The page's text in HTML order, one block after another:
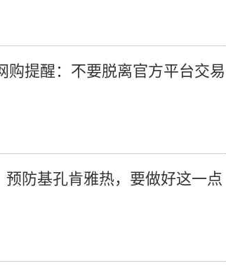
购提醒：不要脱离官方平台交易
预防基孔肯雅热，要做好这一点